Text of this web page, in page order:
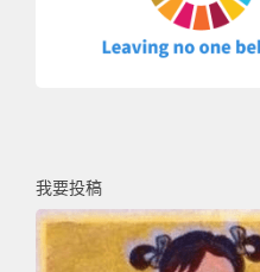
我要投稿